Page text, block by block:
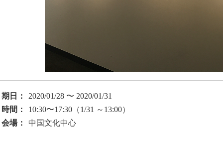
期日：
2020/01/28 〜 2020/01/31
時間：
10:30〜17:30（1/31 ～13:00）
会場：
中国文化中心